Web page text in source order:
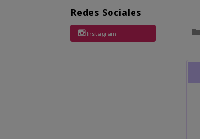
Redes Sociales
Instagram